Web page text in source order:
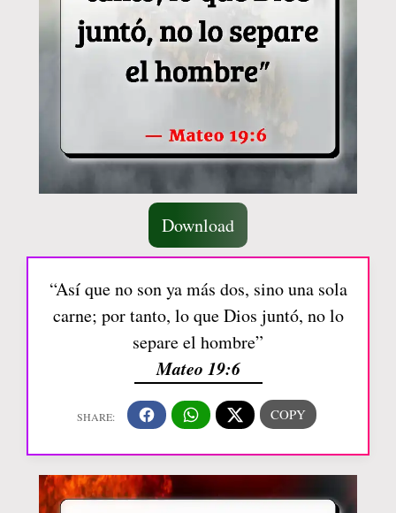
Download
“Así que no son ya más dos, sino una sola
carne; por tanto, lo que Dios juntó, no lo
separe el hombre”
Mateo 19:6